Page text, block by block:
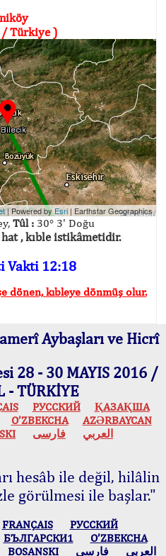
Türkiye )
| Powered byEsri | Earthstar Geographics
Tûl :30° 3' Doğu
, kıble istikâmetidir.
Vakti 12:18
dönen, kıbleye dönmüş olur.
Aybaşları ve Hicrî
28 - 30 MAYIS 2016 /
- TÜRKİYE
РУССКИЙ
ҚАЗАҚША
O’ZBEKCHA
AZӘRBAYCAN
العربي فارسی
hesâb ile değil, hilâlin
görülmesi ile başlar."
FRANÇAIS
РУССКИЙ
БЪЛГАРСКИ1
O’ZBEKCHA
BOSANSKI العربي فارسی